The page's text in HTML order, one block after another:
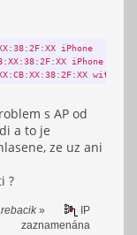
iPhone
iPhone
without
s AP od
a to je
ze uz ani
?
»
IP
zaznamenána